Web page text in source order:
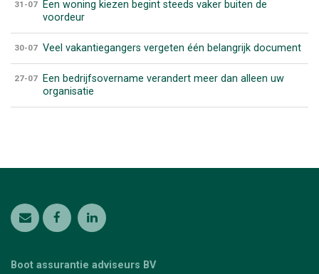
31-07
Een woning kiezen begint steeds vaker buiten de
voordeur
30-07 Veel vakantiegangers vergeten één belangrijk document
27-07
Een bedrijfsovername verandert meer dan alleen uw
organisatie
Boot assurantie adviseurs BV